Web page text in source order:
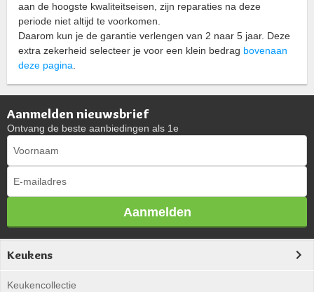
aan de hoogste kwaliteitseisen, zijn reparaties na deze
periode niet altijd te voorkomen.
Daarom kun je de garantie verlengen van 2 naar 5 jaar. Deze
extra zekerheid selecteer je voor een klein bedrag bovenaan
deze pagina.
Aanmelden nieuwsbrief
Ontvang de beste aanbiedingen als 1e
Aanmelden
Keukens
Keukencollectie